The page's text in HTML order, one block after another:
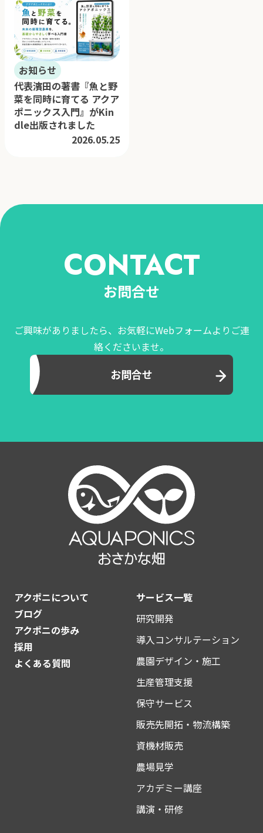
お知らせ
代表濱田の著書『魚と野
菜を同時に育てる アクア
ポニックス入門』がKin
dle出版されました
2026.05.25
CONTACT
お問合せ
ご興味がありましたら、お気軽にWebフォームよりご連
絡くださいませ。
お問合せ
アクポニについて
ブログ
アクポニの歩み
採用
よくある質問
サービス一覧
研究開発
導入コンサルテーション
農園デザイン・施工
生産管理支援
保守サービス
販売先開拓・物流構築
資機材販売
農場見学
アカデミー講座
講演・研修